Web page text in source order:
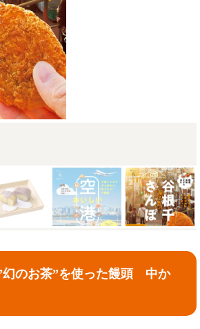
幻のお茶”を使った饅頭 中か